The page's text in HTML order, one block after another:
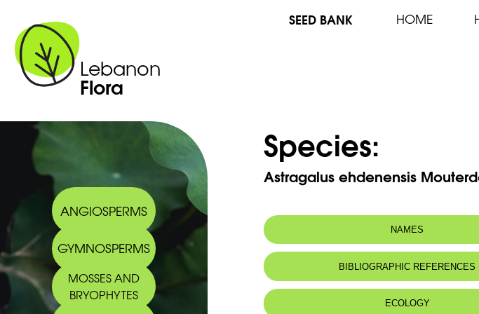
Lebanon
Flora
SEED BANK HOME
ANGIOSPERMS
GYMNOSPERMS
MOSSES AND
BRYOPHYTES
Species:
Astragalus ehdenensis
NAMES
Common name: Astragale d'Ehden
Arabic name: أَسْطراغالس أهدن
BIBLIOGRAPHIC REFERENCES
ECOLOGY